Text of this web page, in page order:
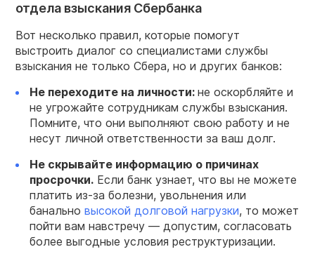
отдела взыскания Сбербанка
Вот несколько правил, которые помогут
выстроить диалог со специалистами службы
взыскания не только Сбера, но и других банков:
Не переходите на личности: не оскорбляйте и
не угрожайте сотрудникам службы взыскания.
Помните, что они выполняют свою работу и не
несут личной ответственности за ваш долг.
Не скрывайте информацию о причинах
просрочки. Если банк узнает, что вы не можете
платить из-за болезни, увольнения или
банально высокой долговой нагрузки, то может
пойти вам навстречу — допустим, согласовать
более выгодные условия реструктуризации.